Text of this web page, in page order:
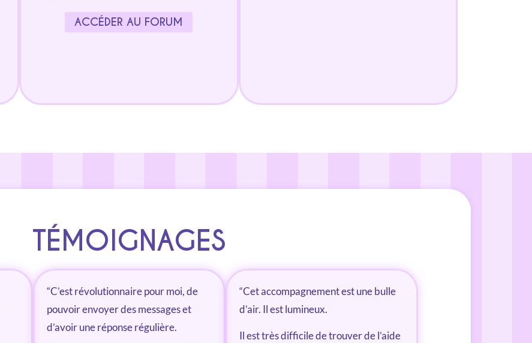
ACCÉDER AU FORUM
TÉMOIGNAGES
“C’est révolutionnaire pour moi, de
pouvoir envoyer des messages et
d’avoir une réponse régulière.
“Cet accompagnement est une bulle
d’air. Il est lumineux.
Il est très difficile de trouver de l’aide